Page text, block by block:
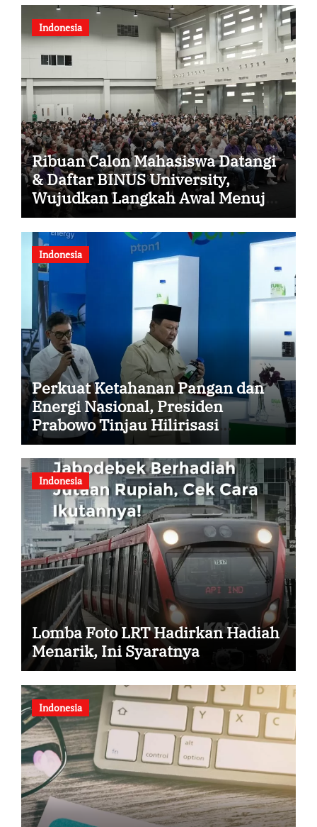
Indonesia
Ribuan Calon Mahasiswa Datangi
& Daftar BINUS University,
Wujudkan Langkah Awal Menuju
Karier Global
Indonesia
Perkuat Ketahanan Pangan dan
Energi Nasional, Presiden
Prabowo Tinjau Hilirisasi
Bioetanol PTPN I (Persero),
Subholding Perkebunan
Nusantara
Indonesia
Lomba Foto LRT Hadirkan Hadiah
Menarik, Ini Syaratnya
Indonesia